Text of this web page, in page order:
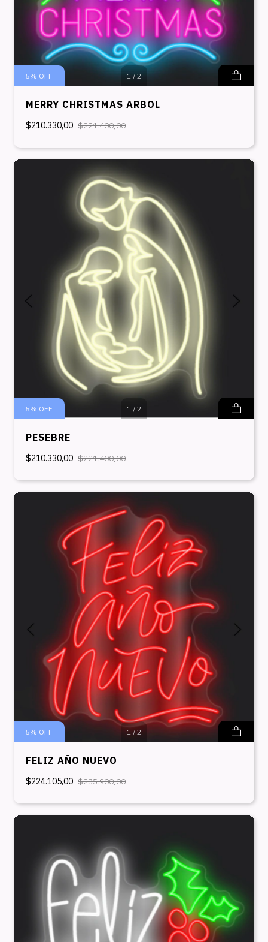
1 / 2
5% OFF
MERRY CHRISTMAS ARBOL
$210.330,00 $221.400,00
1 / 2
5% OFF
PESEBRE
$210.330,00 $221.400,00
1 / 2
5% OFF
FELIZ AÑO NUEVO
$224.105,00 $235.900,00